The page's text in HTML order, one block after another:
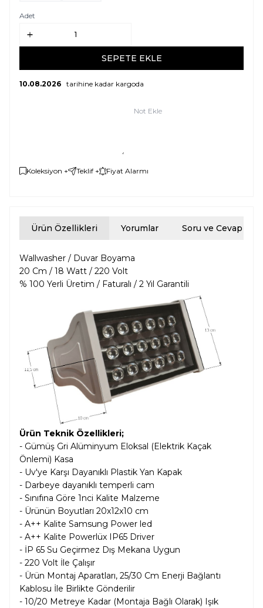
Adet
SEPETE EKLE
10.08.2026 tarihine kadar kargoda
Not Ekle
Koleksiyon + Teklif + Fiyat Alarmı
Ürün Özellikleri Yorumlar Soru ve Cevap
Wallwasher / Duvar Boyama
20 Cm / 18 Watt / 220 Volt
% 100 Yerli Üretim / Faturalı / 2 Yıl Garantili
Ürün Teknik Özellikleri;
- Gümüş Gri Alüminyum Eloksal (Elektrik Kaçak
Önlemi) Kasa
- Uv'ye Karşı Dayanıklı Plastik Yan Kapak
- Darbeye dayanıklı temperli cam
- Sınıfına Göre 1nci Kalite Malzeme
- Ürünün Boyutları 20x12x10 cm
- A++ Kalite Samsung Power led
- A++ Kalite Powerlüx IP65 Driver
- İP 65 Su Geçirmez Dış Mekana Uygun
- 220 Volt İle Çalışır
- Ürün Montaj Aparatları, 25/30 Cm Enerji Bağlantı
Kablosu İle Birlikte Gönderilir
- 10/20 Metreye Kadar (Montaja Bağlı Olarak) Işık